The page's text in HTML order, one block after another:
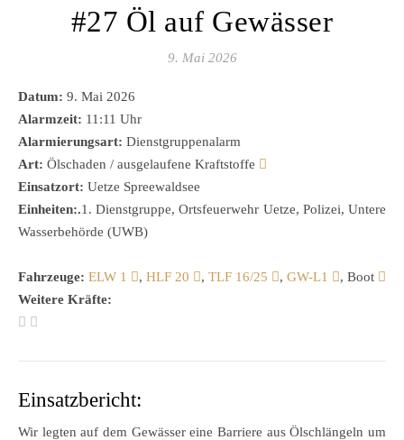
#27 Öl auf Gewässer
9. Mai 2026
Datum: 9. Mai 2026
Alarmzeit: 11:11 Uhr
Alarmierungsart: Dienstgruppenalarm
Art: Ölschaden / ausgelaufene Kraftstoffe
Einsatzort: Uetze Spreewaldsee
Einheiten:.1. Dienstgruppe, Ortsfeuerwehr Uetze, Polizei, Untere
Wasserbehörde (UWB)
Fahrzeuge: ELW 1 , HLF 20 , TLF 16/25 , GW-L1
, Boot
Weitere Kräfte:
Einsatzbericht:
Wir legten auf dem Gewässer eine Barriere aus Ölschlängeln um